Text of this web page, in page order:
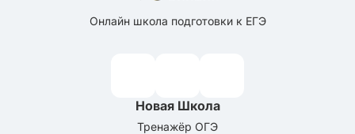
Онлайн школа подготовки к ЕГЭ
Новая Школа
Тренажёр ОГЭ